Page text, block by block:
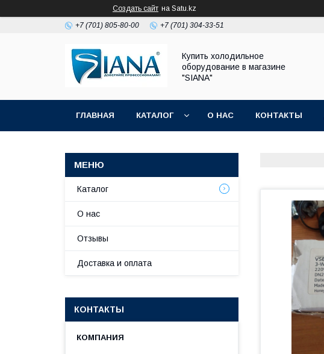
Создать сайт на Satu.kz
+7 (701) 805-80-00 +7 (701) 304-33-51
Купить холодильное
оборудование в магазине
"SIANA"
ГЛАВНАЯ КАТАЛОГ О НАС КОНТАКТЫ
Каталог
О нас
Отзывы
Доставка и оплата
КОНТАКТЫ